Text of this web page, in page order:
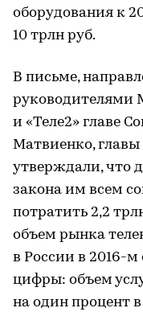
оборудования к
10 трлн руб.
В письме,
руководителями
и «Теле2» главе
Матвиенко,
утверждали, что
закона им всем
потратить 2,2
объем рынка
в России в 2016-м
цифры: объем
на один процент в